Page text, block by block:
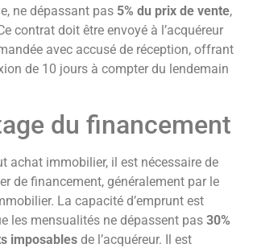
ne dépassant pas 5% du prix de vente,
contrat doit être envoyé à l’acquéreur
avec accusé de réception, offrant
de 10 jours à compter du lendemain
du financement
achat immobilier, il est nécessaire de
de financement, généralement par le
La capacité d’emprunt est
les mensualités ne dépassent pas 30%
imposables de l’acquéreur. Il est